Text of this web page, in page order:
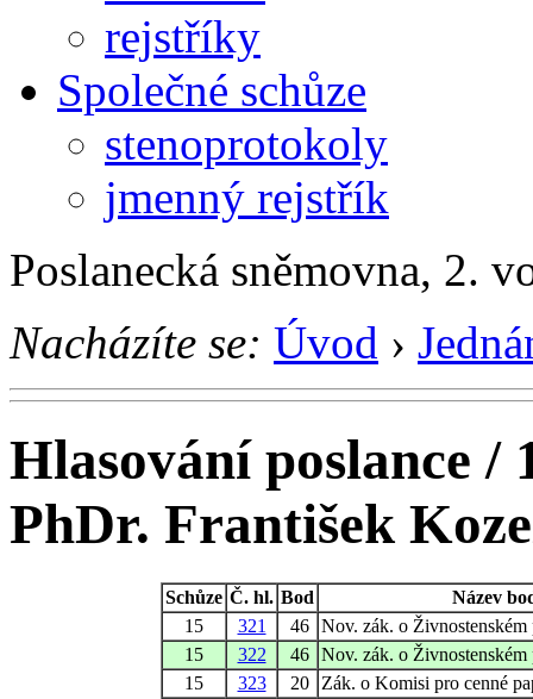
rejstříky
Společné schůze
stenoprotokoly
jmenný rejstřík
Poslanecká sněmovna, 2.
Nacházíte se: Úvod ›
Hlasování poslance /
PhDr. František
Schůze Č. hl. Bod
Název
15
321 46 Nov. zák. o
15
322 46 Nov. zák. o
15
323 20
Zák. o Komisi pro cenné